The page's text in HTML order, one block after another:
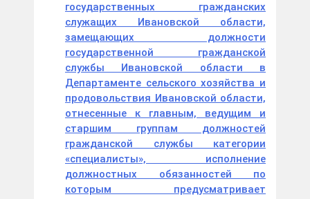
государственных гражданских
служащих Ивановской области,
замещающих должности
государственной гражданской
службы Ивановской области в
Департаменте сельского хозяйства и
продовольствия Ивановской области,
отнесенные к главным, ведущим и
старшим группам должностей
гражданской службы категории
«специалисты», исполнение
должностных обязанностей по
которым предусматривает